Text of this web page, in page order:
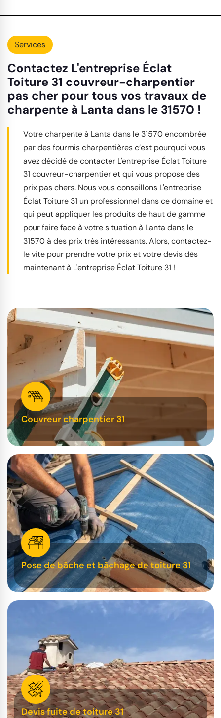
Services
Contactez L'entreprise Éclat
Toiture 31 couvreur-charpentier
pas cher pour tous vos travaux de
charpente à Lanta dans le 31570 !
Votre charpente à Lanta dans le 31570 encombrée
par des fourmis charpentières c’est pourquoi vous
avez décidé de contacter L'entreprise Éclat Toiture
31 couvreur-charpentier et qui vous propose des
prix pas chers. Nous vous conseillons L'entreprise
Éclat Toiture 31 un professionnel dans ce domaine et
qui peut appliquer les produits de haut de gamme
pour faire face à votre situation à Lanta dans le
31570 à des prix très intéressants. Alors, contactez-
le vite pour prendre votre prix et votre devis dès
maintenant à L'entreprise Éclat Toiture 31 !
Couvreur charpentier 31
Pose de bâche et bâchage de toiture 31
Devis fuite de toiture 31